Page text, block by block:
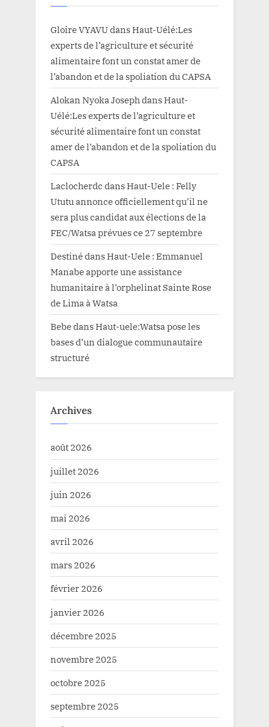
Gloire VYAVUdansHaut-Uélé:Les
experts de l’agriculture et sécurité
alimentaire font un constat amer de
l’abandon et de la spoliation du CAPSA
Alokan Nyoka Joseph dansHaut-
Uélé:Les experts de l’agriculture et
sécurité alimentaire font un constat
amer de l’abandon et de la spoliation du
CAPSA
Laclocherdc dansHaut-Uele : Felly
Ututu annonce officiellement qu’il ne
sera plus candidat aux élections de la
FEC/Watsa prévues ce 27 septembre
DestinédansHaut-Uele : Emmanuel
Manabe apporte une assistance
humanitaire à l’orphelinat Sainte Rose
de Lima à Watsa
BebedansHaut-uele:Watsa pose les
bases d’un dialogue communautaire
structuré
Archives
août 2026
juillet 2026
juin 2026
mai 2026
avril 2026
mars 2026
février 2026
janvier 2026
décembre 2025
novembre 2025
octobre 2025
septembre 2025